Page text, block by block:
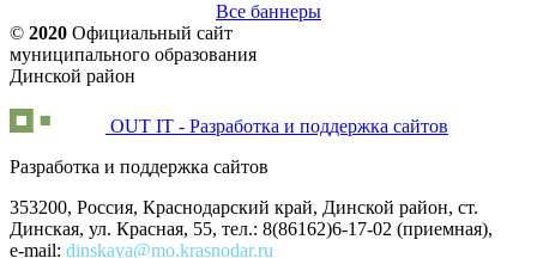
Все баннеры
© 2020 Официальный сайт
муниципального образования
Динской район
OUT IT - Разработка и поддержка сайтов
Разработка и поддержка сайтов
353200, Россия, Краснодарский край, Динской район, ст.
Динская, ул. Красная, 55, тел.: 8(86162)6-17-02 (приемная),
e-mail: dinskaya@mo.krasnodar.ru